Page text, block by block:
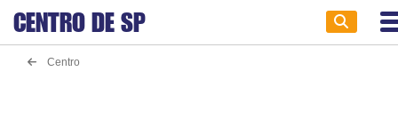
CENTRO DE SP
Centro